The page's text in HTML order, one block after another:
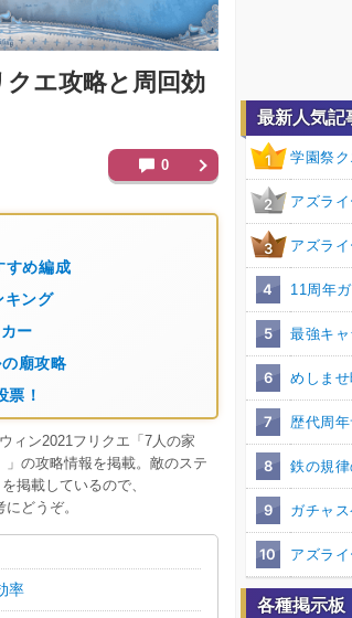
エ攻略と周回効
0
すめ編成
キング
ー
廟攻略
票！
ィン2021フリクエ「7人の家
」の攻略情報を掲載。敵のステ
掲載しているので、
どうぞ。
率
最新人気記
1 学園祭
2 アズラ
3 アズラ
4 11周年
5 最強キ
6 めしま
7 歴代周
8 鉄の規
9 ガチャ
10 アズラ
各種掲示板